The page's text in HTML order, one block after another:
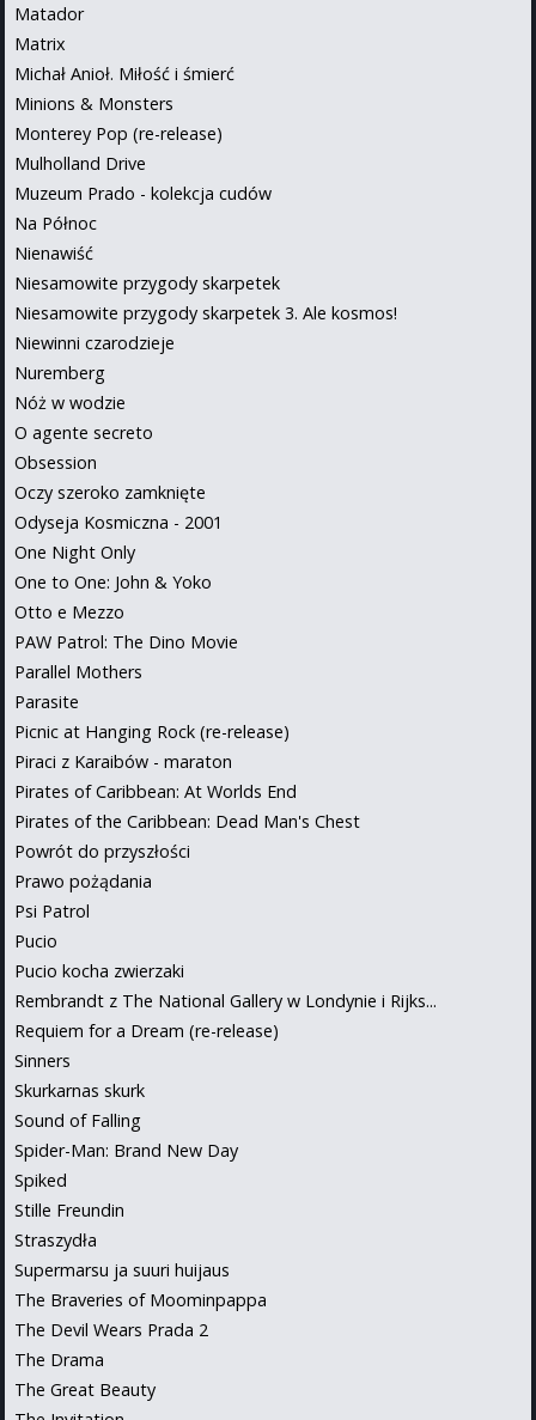
Matador
Matrix
Michał Anioł. Miłość i śmierć
Minions & Monsters
Monterey Pop (re-release)
Mulholland Drive
Muzeum Prado - kolekcja cudów
Na Północ
Nienawiść
Niesamowite przygody skarpetek
Niesamowite przygody skarpetek 3. Ale kosmos!
Niewinni czarodzieje
Nuremberg
Nóż w wodzie
O agente secreto
Obsession
Oczy szeroko zamknięte
Odyseja Kosmiczna - 2001
One Night Only
One to One: John & Yoko
Otto e Mezzo
PAW Patrol: The Dino Movie
Parallel Mothers
Parasite
Picnic at Hanging Rock (re-release)
Piraci z Karaibów - maraton
Pirates of Caribbean: At Worlds End
Pirates of the Caribbean: Dead Man's Chest
Powrót do przyszłości
Prawo pożądania
Psi Patrol
Pucio
Pucio kocha zwierzaki
Rembrandt z The National Gallery w Londynie i Rijks...
Requiem for a Dream (re-release)
Sinners
Skurkarnas skurk
Sound of Falling
Spider-Man: Brand New Day
Spiked
Stille Freundin
Straszydła
Supermarsu ja suuri huijaus
The Braveries of Moominpappa
The Devil Wears Prada 2
The Drama
The Great Beauty